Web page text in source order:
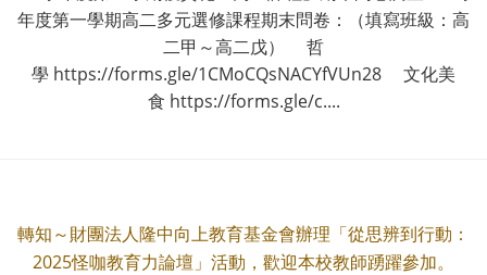
年度第一學期高二多元選修課程期末問卷：（填寫班級：高
二甲～高二戊） 哲
學 https://forms.gle/1CMoCQsNACYfVUn28 文化美
食 https://forms.gle/c....
轉知～財團法人隆中向上教育基金會辦理「從思辨到行動：
2025怪咖教育力論壇」活動，歡迎本校教師踴躍參加。